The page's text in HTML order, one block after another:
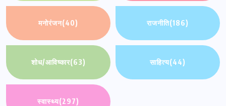
मनोरंजन(40) राजनीति(186)
शोध/आविष्कार(63) साहित्य(44)
स्वास्थ्य(297)